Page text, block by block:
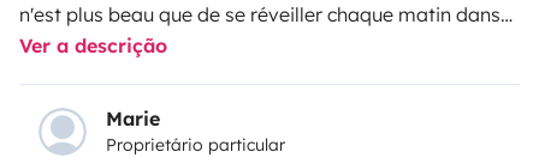
n'est plus beau que de se réveiller chaque matin dans
un nouvel endroit, avec une vue différente, au cœur des
paysages que Dame Nature a à offrir 😍.Description
de notre fourgon 🚐 :
V114 Sport Edition sur Fiat Ducato. Véhicule neuf avec
Ver a descrição
Marie
Proprietário particular